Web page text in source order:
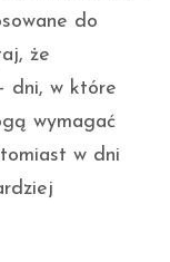
do
że
dni, w które
wymagać
w dni